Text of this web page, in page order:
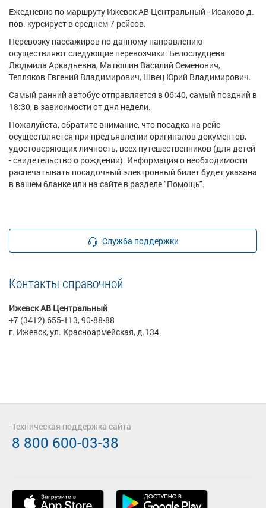
Ежедневно по маршруту Ижевск АВ Центральный - Исаково д.
пов. курсирует в среднем 7 рейсов.
Перевозку пассажиров по данному направлению
осуществляют следующие перевозчики: Белослудцева
Людмила Аркадьевна, Матюшин Василий Семенович,
Тепляков Евгений Владимирович, Швец Юрий Владимирович.
Самый ранний автобус отправляется в 06:40, самый поздний в
18:30, в зависимости от дня недели.
Пожалуйста, обратите внимание, что посадка на рейс
осуществляется при предъявлении оригиналов документов,
удостоверяющих личность, всех путешественников (для детей
- свидетельство о рождении). Информация о необходимости
распечатывать посадочный электронный билет будет указана
в вашем бланке или на сайте в разделе "Помощь".
Служба поддержки
Контакты справочной
Ижевск АВ Центральный
+7 (3412) 655-113, 90-88-88
г. Ижевск, ул. Красноармейская, д.134
Техническая поддержка сайта
8 800 600-03-38